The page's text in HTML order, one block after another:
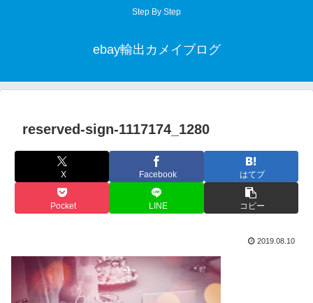
Step By Step
ebay輸出カメイブログ
reserved-sign-1117174_1280
X Facebook はてブ
Pocket LINE コピー
2019.08.10